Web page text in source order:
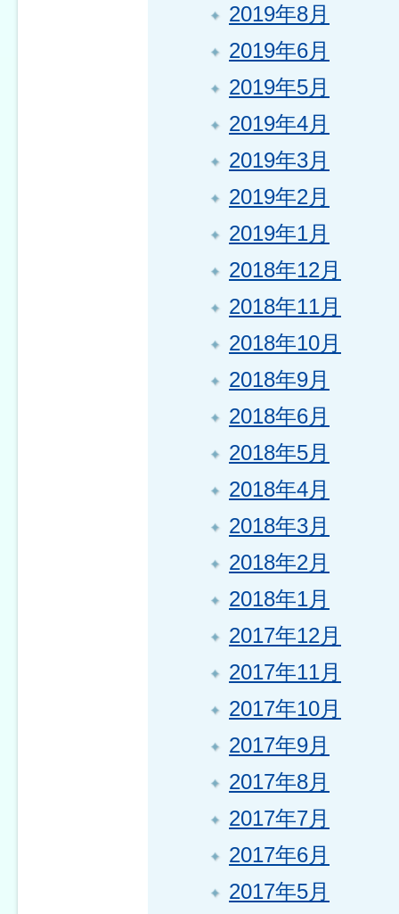
2019年8月
2019年6月
2019年5月
2019年4月
2019年3月
2019年2月
2019年1月
2018年12月
2018年11月
2018年10月
2018年9月
2018年6月
2018年5月
2018年4月
2018年3月
2018年2月
2018年1月
2017年12月
2017年11月
2017年10月
2017年9月
2017年8月
2017年7月
2017年6月
2017年5月